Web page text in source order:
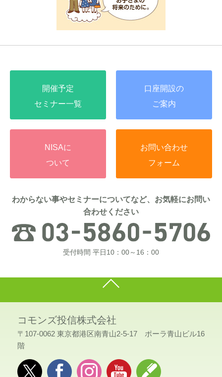
開催予定
セミナー一覧
口座開設の
ご案内
NISAに
ついて
お問い合わせ
フォーム
わからない事やセミナーについてなど、お気軽にお問い
合わせください
受付時間 平日10：00～16：00
コモンズ投信株式会社
〒107-0062 東京都港区南青山2-5-17 ポーラ青山ビル16
階